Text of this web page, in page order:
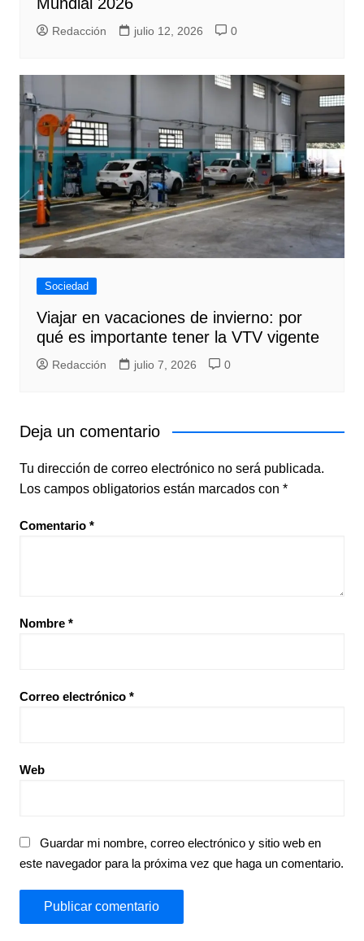
Mundial 2026
Redacción julio 12, 2026 0
Sociedad
Viajar en vacaciones de invierno: por
qué es importante tener la VTV vigente
Redacción julio 7, 2026 0
Deja un comentario
Tu dirección de correo electrónico no será publicada.
Los campos obligatorios están marcados con *
Comentario *
Nombre *
Correo electrónico *
Web
Guardar mi nombre, correo electrónico y sitio web en
este navegador para la próxima vez que haga un comentario.